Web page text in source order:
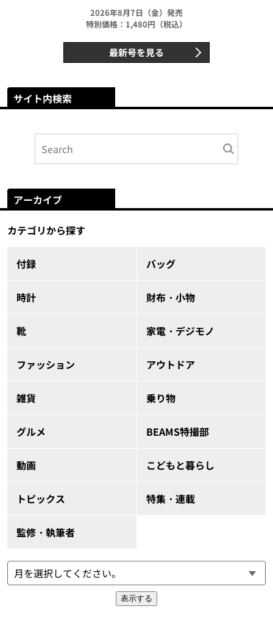
2026年8月7日（金）発売
特別価格：1,480円（税込）
最新号を見る
サイト内検索
アーカイブ
カテゴリから探す
付録 バッグ
時計 財布・小物
靴 家電・デジモノ
ファッション アウトドア
雑貨 乗り物
グルメ BEAMS特撮部
動画 こどもと暮らし
トピックス 特集・連載
監修・執筆者
表示する